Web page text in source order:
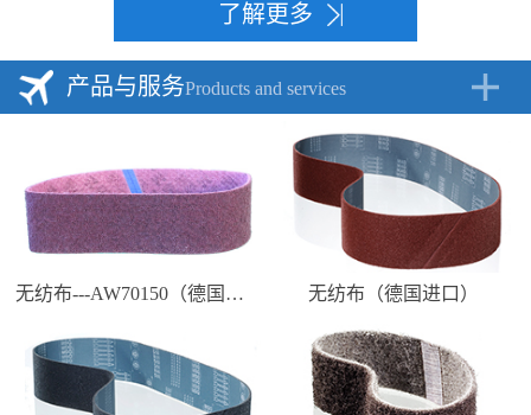
了解更多
产品与服务Products and services
无纺布---AW70150（德国进口） 无纺布（德国进口）